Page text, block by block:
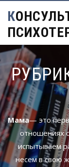
КОНСУЛЬТАЦИИ И
Мама— это
отношениях
испытываем
несем в свою